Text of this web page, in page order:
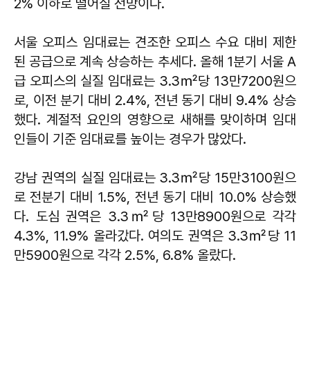
서울 오피스 임대료는 견조한 오피스 수요 대비 제한
된 공급으로 계속 상승하는 추세다. 올해 1분기 서울 A
급 오피스의 실질 임대료는 3.3㎡당 13만7200원으
로, 이전 분기 대비 2.4%, 전년 동기 대비 9.4% 상승
했다. 계절적 요인의 영향으로 새해를 맞이하며 임대
인들이 기준 임대료를 높이는 경우가 많았다.
강남 권역의 실질 임대료는 3.3㎡당 15만3100원으
로 전분기 대비 1.5%, 전년 동기 대비 10.0% 상승했
다. 도심 권역은 3.3㎡당 13만8900원으로 각각
4.3%, 11.9% 올라갔다. 여의도 권역은 3.3㎡당 11
만5900원으로 각각 2.5%, 6.8% 올랐다.